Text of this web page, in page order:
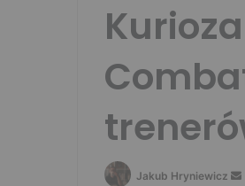
Jakub Hryniewicz